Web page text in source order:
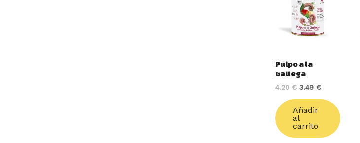
Pulpo a la
Gallega
4.20€
4.20 €.
3.49 €
3.49 €.
Añadir
al
carrito